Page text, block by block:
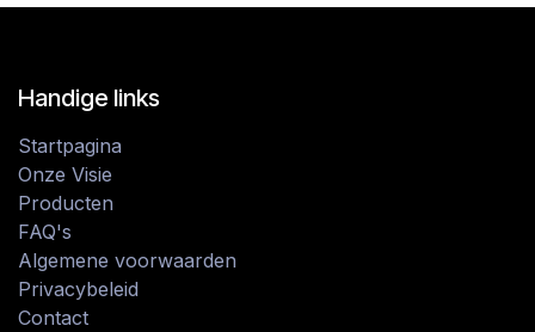
Handige links
Startpagina
Onze Visie
Producten
FAQ's
Algemene voorwaarden
Privacybeleid
Contact